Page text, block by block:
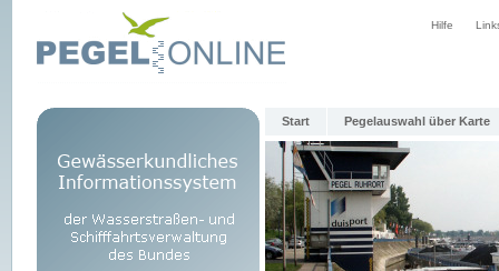
Hilfe
Start Pegelauswahl über Karte